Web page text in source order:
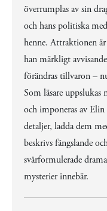
överrumplas av sin
och hans politiska
henne. Attraktionen
han märkligt
förändras tillvaron –
Som läsare uppslukas
och imponeras av
detaljer, ladda dem
beskrivs fängslande
svårformulerade
mysterier innebär.